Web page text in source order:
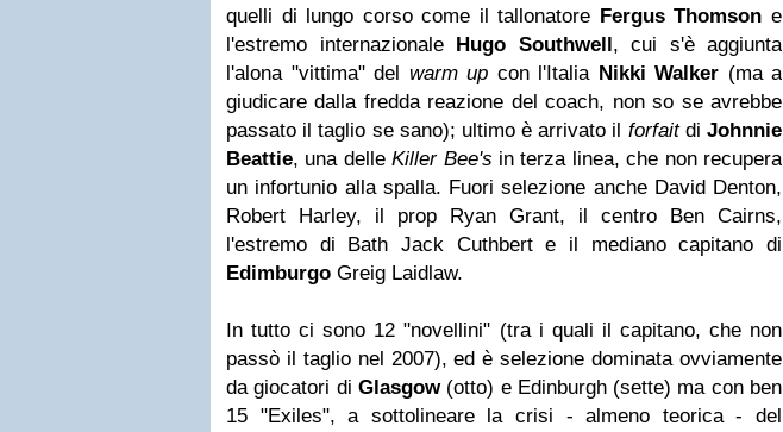
quelli di lungo corso come il tallonatore Fergus Thomson e
l'estremo internazionale Hugo Southwell, cui s'è aggiunta
l'alona "vittima" del warm up con l'Italia Nikki Walker (ma a
giudicare dalla fredda reazione del coach, non so se avrebbe
passato il taglio se sano); ultimo è arrivato il forfaitdiJohnnie
Beattie, una delleKiller Bee's in terza linea, che non recupera
un infortunio alla spalla. Fuori selezione anche David Denton,
Robert Harley, il prop Ryan Grant, il centro Ben Cairns,
l'estremo di Bath Jack Cuthbert e il mediano capitano di
Edimburgo Greig Laidlaw.
In tutto ci sono 12 "novellini" (tra i quali il capitano, che non
passò il taglio nel 2007), ed è selezione dominata ovviamente
da giocatori di Glasgow(otto) e Edinburgh (sette) ma con ben
15 "Exiles", a sottolineare la crisi - almeno teorica - del